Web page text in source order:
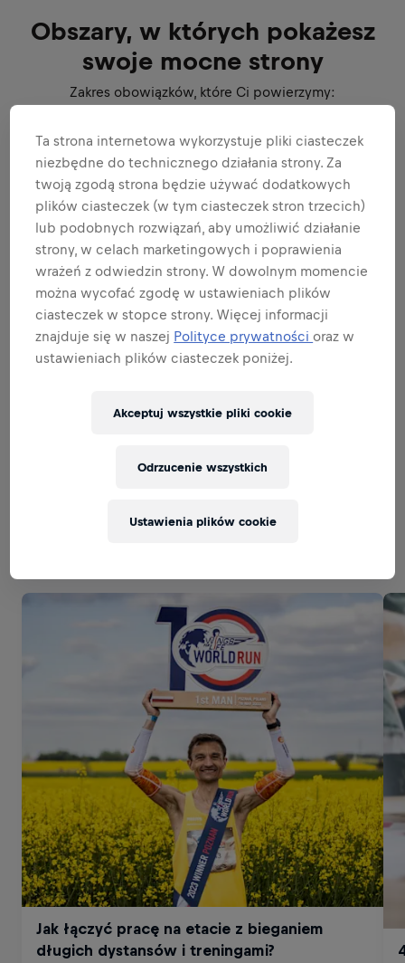
Obszary, w których pokażesz
swoje mocne strony
Zakres obowiązków, które Ci powierzymy:
BĄDŹ AMBASADOREM MARKI I
PRODUKTU
BĄDŹ EKSPERTEM DS. SPRZEDAŻY
PERFEKCJA W WYKONYWANIU ZADAŃ
Related to this position
Ta strona internetowa wykorzystuje pliki ciasteczek
niezbędne do technicznego działania strony. Za
twoją zgodą strona będzie używać dodatkowych
plików ciasteczek (w tym ciasteczek stron trzecich)
lub podobnych rozwiązań, aby umożliwić działanie
strony, w celach marketingowych i poprawienia
wrażeń z odwiedzin strony. W dowolnym momencie
można wycofać zgodę w ustawieniach plików
ciasteczek w stopce strony. Więcej informacji
znajduje się w naszej Polityce prywatności oraz w
ustawieniach plików ciasteczek poniżej.
Odrzucenie wszystkich
Akceptuj wszystkie pliki cookie
Ustawienia plików cookie